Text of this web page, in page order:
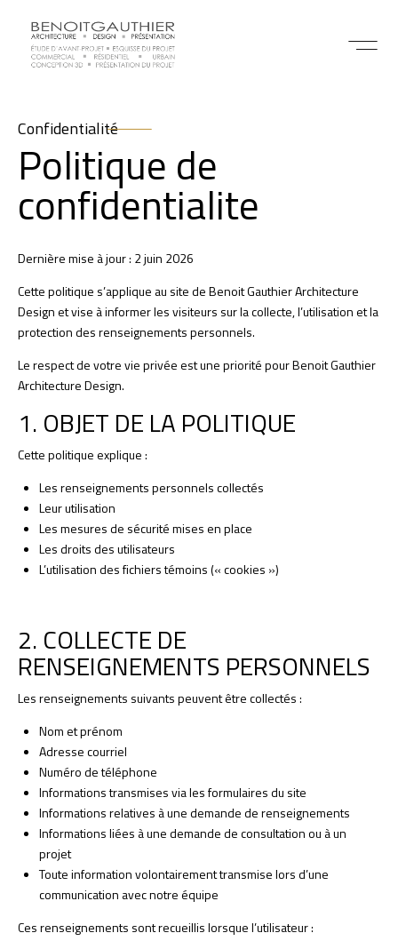
Confidentialité
Politique de
confidentialite
Dernière mise à jour : 2 juin 2026
Cette politique s’applique au site de Benoit Gauthier Architecture
Design et vise à informer les visiteurs sur la collecte, l’utilisation et la
protection des renseignements personnels.
Le respect de votre vie privée est une priorité pour Benoit Gauthier
Architecture Design.
1. OBJET DE LA POLITIQUE
Cette politique explique :
Les renseignements personnels collectés
Leur utilisation
Les mesures de sécurité mises en place
Les droits des utilisateurs
L’utilisation des fichiers témoins (« cookies »)
2. COLLECTE DE
RENSEIGNEMENTS PERSONNELS
Les renseignements suivants peuvent être collectés :
Nom et prénom
Adresse courriel
Numéro de téléphone
Informations transmises via les formulaires du site
Informations relatives à une demande de renseignements
Informations liées à une demande de consultation ou à un
projet
Toute information volontairement transmise lors d’une
communication avec notre équipe
Ces renseignements sont recueillis lorsque l’utilisateur :